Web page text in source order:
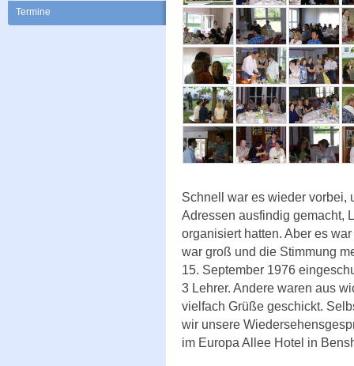
Termine
Schnell war es wieder vorbei,
Adressen ausfindig gemacht,
organisiert hatten. Aber es
war groß und die Stimmung
15. September 1976
3 Lehrer. Andere waren aus
vielfach Grüße geschickt.
wir unsere
im Europa Allee Hotel in